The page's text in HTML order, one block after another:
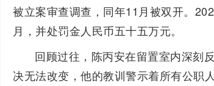
被立案审查调查，同年11月被双开。
月，并处罚金人民币五十五万元。
回顾过往，陈丙安在留置室内深刻
决无法改变，他的教训警示着所有公职